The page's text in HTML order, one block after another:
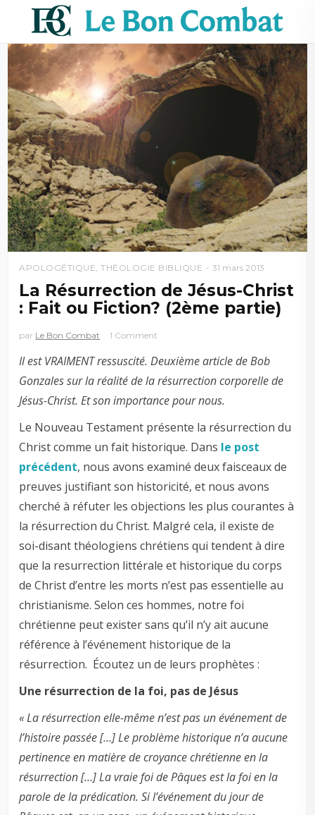
APOLOGÉTIQUE,THÉOLOGIE BIBLIQUE 31 mars 2013
La Résurrection de Jésus-Christ
: Fait ou Fiction? (2ème partie)
par Le Bon Combat 1 Comment
Il est VRAIMENT ressuscité. Deuxième article de Bob
Gonzales sur la réalité de la résurrection corporelle de
Jésus-Christ. Et son importance pour nous.
Le Nouveau Testament présente la résurrection du
Christ comme un fait historique. Dans le post
précédent, nous avons examiné deux faisceaux de
preuves justifiant son historicité, et nous avons
cherché à réfuter les objections les plus courantes à
la résurrection du Christ. Malgré cela, il existe de
soi-disant théologiens chrétiens qui tendent à dire
que la resurrection littérale et historique du corps
de Christ d’entre les morts n’est pas essentielle au
christianisme. Selon ces hommes, notre foi
chrétienne peut exister sans qu’il n’y ait aucune
référence à l’événement historique de la
résurrection. Écoutez un de leurs prophètes :
Une résurrection de la foi, pas de Jésus
« La résurrection elle-même n’est pas un événement de
l’histoire passée […] Le problème historique n’a aucune
pertinence en matière de croyance chrétienne en la
résurrection […] La vraie foi de Pâques est la foi en la
parole de la prédication. Si l’événement du jour de